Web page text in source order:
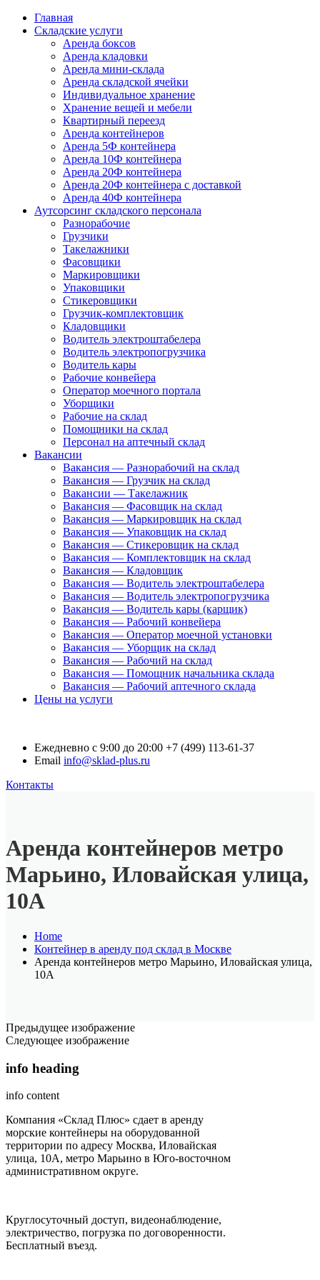
Главная
Складские услуги
Аренда боксов
Аренда кладовки
Аренда мини-склада
Аренда складской ячейки
Индивидуальное хранение
Хранение вещей и мебели
Квартирный переезд
Аренда контейнеров
Аренда 5Ф контейнера
Аренда 10Ф контейнера
Аренда 20Ф контейнера
Аренда 20Ф контейнера с доставкой
Аренда 40Ф контейнера
Аутсорсинг складского персонала
Разнорабочие
Грузчики
Такелажники
Фасовщики
Маркировщики
Упаковщики
Стикеровщики
Грузчик-комплектовщик
Кладовщики
Водитель электроштабелера
Водитель электропогрузчика
Водитель кары
Рабочие конвейера
Оператор моечного портала
Уборщики
Рабочие на склад
Помощники на склад
Персонал на аптечный склад
Вакансии
Вакансия — Разнорабочий на склад
Вакансия — Грузчик на склад
Вакансии — Такелажник
Вакансия — Фасовщик на склад
Вакансия — Маркировщик на склад
Вакансия — Упаковщик на склад
Вакансия — Стикеровщик на склад
Вакансия — Комплектовщик на склад
Вакансия — Кладовщик
Вакансия — Водитель электроштабелера
Вакансия — Водитель электропогрузчика
Вакансия — Водитель кары (карщик)
Вакансия — Рабочий конвейера
Вакансия — Оператор моечной установки
Вакансия — Уборщик на склад
Вакансия — Рабочий на склад
Вакансия — Помощник начальника склада
Вакансия — Рабочий аптечного склада
Цены на услуги
Ежедневно с 9:00 до 20:00 +7 (499) 113-61-37
Email info@sklad-plus.ru
Контакты
Аренда контейнеров метро
Марьино, Иловайская улица,
10А
Home
Контейнер в аренду под склад в Москве
Аренда контейнеров метро Марьино, Иловайская улица,
10А
Предыдущее изображение
Следующее изображение
info heading
info content
Компания «Склад Плюс» сдает в аренду
морские контейнеры на оборудованной
территории по адресу Москва, Иловайская
улица, 10А, метро Марьино в Юго-восточном
административном округе.
Круглосуточный доступ, видеонаблюдение,
электричество, погрузка по договоренности.
Бесплатный въезд.